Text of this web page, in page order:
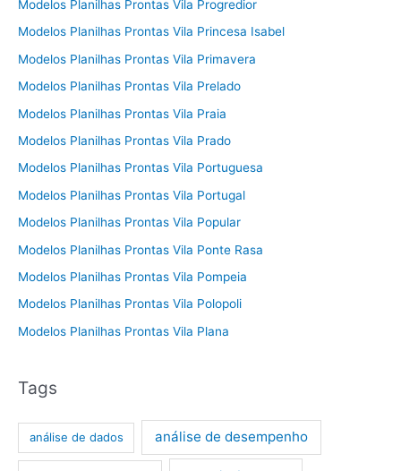
Modelos Planilhas Prontas Vila Progredior
Modelos Planilhas Prontas Vila Princesa Isabel
Modelos Planilhas Prontas Vila Primavera
Modelos Planilhas Prontas Vila Prelado
Modelos Planilhas Prontas Vila Praia
Modelos Planilhas Prontas Vila Prado
Modelos Planilhas Prontas Vila Portuguesa
Modelos Planilhas Prontas Vila Portugal
Modelos Planilhas Prontas Vila Popular
Modelos Planilhas Prontas Vila Ponte Rasa
Modelos Planilhas Prontas Vila Pompeia
Modelos Planilhas Prontas Vila Polopoli
Modelos Planilhas Prontas Vila Plana
Tags
análise de dados análise de desempenho